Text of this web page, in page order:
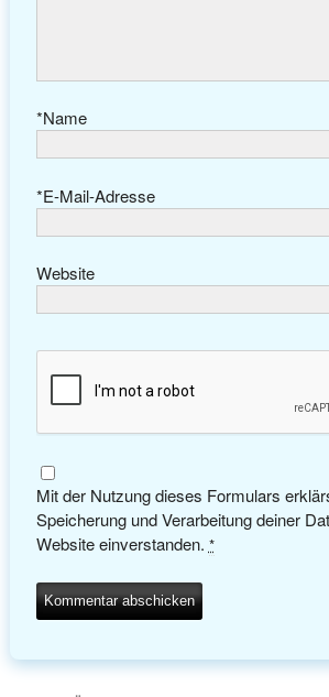
Name
*
E-Mail-Adresse
*
Website
Mit der Nutzung dieses Formulars
Speicherung und Verarbeitung deiner
Website einverstanden. *